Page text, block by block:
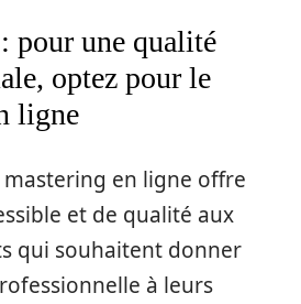
pour une qualité
optez pour le
ligne
en ligne offre
et de qualité aux
qui souhaitent donner
à leurs